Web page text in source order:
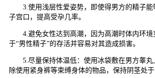
3.使用浅层性爱姿势，即使得男方的精子能
子宫口，提高受孕几率。
4.避免女性达到高潮，因为高潮时体内环境
于“男性精子”的存活并容易对其造成损害。
5.尽量保持体温低：使用冰袋敷在男方睾丸
除使用紧身裤等束缚身体的物品，保持阴茎处于